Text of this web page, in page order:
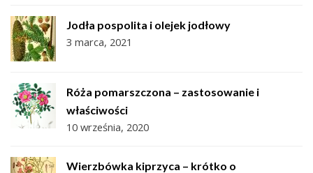
Jodła pospolita i olejek jodłowy
3 marca, 2021
Róża pomarszczona – zastosowanie i
właściwości
10 września, 2020
Wierzbówka kiprzyca – krótko o